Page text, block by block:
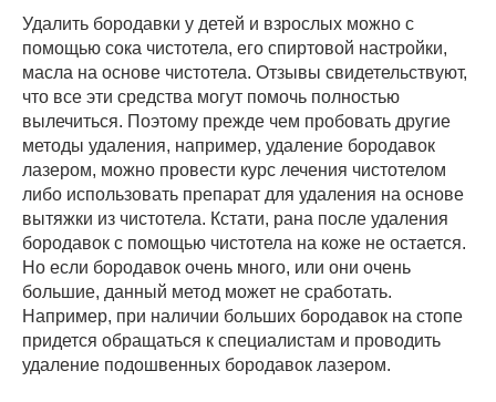
Удалить бородавки у детей и взрослых можно с
помощью сока чистотела, его спиртовой настройки,
масла на основе чистотела. Отзывы свидетельствуют,
что все эти средства могут помочь полностью
вылечиться. Поэтому прежде чем пробовать другие
методы удаления, например, удаление бородавок
лазером, можно провести курс лечения чистотелом
либо использовать препарат для удаления на основе
вытяжки из чистотела. Кстати, рана после удаления
бородавок с помощью чистотела на коже не остается.
Но если бородавок очень много, или они очень
большие, данный метод может не сработать.
Например, при наличии больших бородавок на стопе
придется обращаться к специалистам и проводить
удаление подошвенных бородавок лазером.